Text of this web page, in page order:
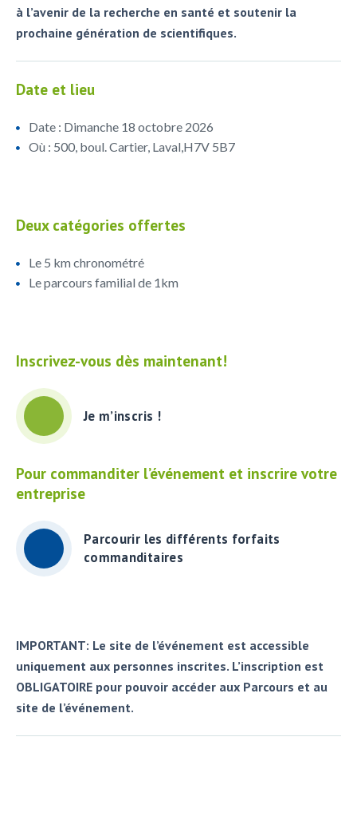
à l’avenir de la recherche en santé et soutenir la
prochaine génération de scientifiques.
Date et lieu
Date : Dimanche 18 octobre 2026
Où : 500, boul. Cartier, Laval,H7V 5B7
Deux catégories offertes
Le 5 km chronométré
Le parcours familial de 1km
Inscrivez-vous dès maintenant!
Je m’inscris !
Pour commanditer l’événement et inscrirevotre
entreprise
Parcourir les différents forfaits
commanditaires
IMPORTANT: Le site de l’événement est accessible
uniquement aux personnes inscrites. L’inscription est
OBLIGATOIRE pour pouvoir accéder aux Parcours et au
site de l’événement.